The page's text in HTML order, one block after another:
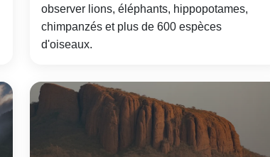
observer lions, éléphants, hippopotames,
chimpanzés et plus de 600 espèces
d'oiseaux.